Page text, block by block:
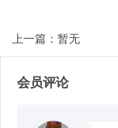
上一篇：暂无
会员评论